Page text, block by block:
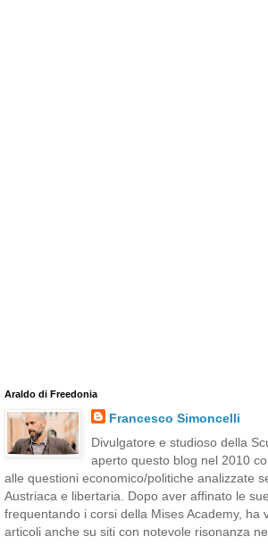
Araldo di Freedonia
Francesco Simoncelli
Divulgatore e studioso della
aperto questo blog nel 2010
alle questioni economico/politiche analizzate
Austriaca e libertaria. Dopo aver affinato le
frequentando i corsi della Mises Academy, ha
articoli anche su siti con notevole risonanza